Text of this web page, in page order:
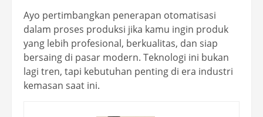
Ayo pertimbangkan penerapan otomatisasi
dalam proses produksi jika kamu ingin produk
yang lebih profesional, berkualitas, dan siap
bersaing di pasar modern. Teknologi ini bukan
lagi tren, tapi kebutuhan penting di era industri
kemasan saat ini.